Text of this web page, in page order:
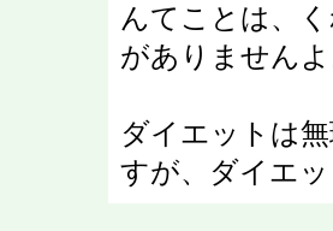
んてことは、
がありませんよ
ダイエットは
すが、ダイエ